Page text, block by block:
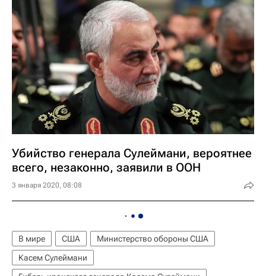
Убийство генерала Сулеймани, вероятнее
всего, незаконно, заявили в ООН
3 января 2020, 08:08
В мире США
Министерство обороны США
Касем Сулеймани